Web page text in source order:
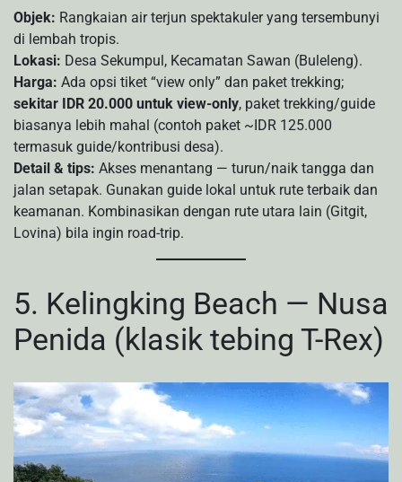
Objek: Rangkaian air terjun spektakuler yang tersembunyi
di lembah tropis.
Lokasi: Desa Sekumpul, Kecamatan Sawan (Buleleng).
Harga: Ada opsi tiket “view only” dan paket trekking;
sekitar IDR 20.000 untuk view-only, paket trekking/guide
biasanya lebih mahal (contoh paket ~IDR 125.000
termasuk guide/kontribusi desa).
Detail & tips: Akses menantang — turun/naik tangga dan
jalan setapak. Gunakan guide lokal untuk rute terbaik dan
keamanan. Kombinasikan dengan rute utara lain (Gitgit,
Lovina) bila ingin road-trip.
5. Kelingking Beach — Nusa
Penida (klasik tebing T-Rex)